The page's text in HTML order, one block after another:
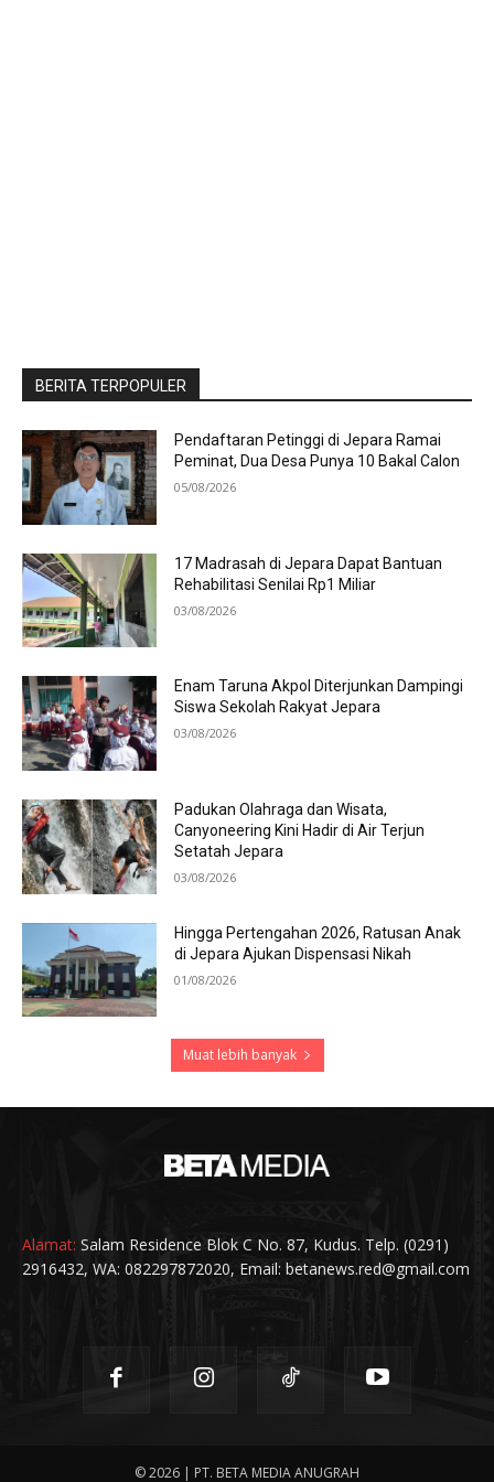
BERITA TERPOPULER
Pendaftaran Petinggi di Jepara Ramai
Peminat, Dua Desa Punya 10 Bakal Calon
05/08/2026
17 Madrasah di Jepara Dapat Bantuan
Rehabilitasi Senilai Rp1 Miliar
03/08/2026
Enam Taruna Akpol Diterjunkan Dampingi
Siswa Sekolah Rakyat Jepara
03/08/2026
Padukan Olahraga dan Wisata,
Canyoneering Kini Hadir di Air Terjun
Setatah Jepara
03/08/2026
Hingga Pertengahan 2026, Ratusan Anak
di Jepara Ajukan Dispensasi Nikah
01/08/2026
Muat lebih banyak
Alamat: Salam Residence Blok C No. 87, Kudus. Telp. (0291)
2916432, WA: 082297872020, Email: betanews.red@gmail.com
© 2026 | PT. BETA MEDIA ANUGRAH